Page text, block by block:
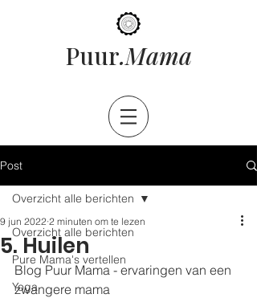
Puur.Mama
Post
Overzicht alle berichten
Pure Mama's vertellen
Yoga
Overzicht alle berichten
5. Huilen
9 jun 2022 2 minuten om te lezen
Blog Puur Mama - ervaringen van een
zwangere mama